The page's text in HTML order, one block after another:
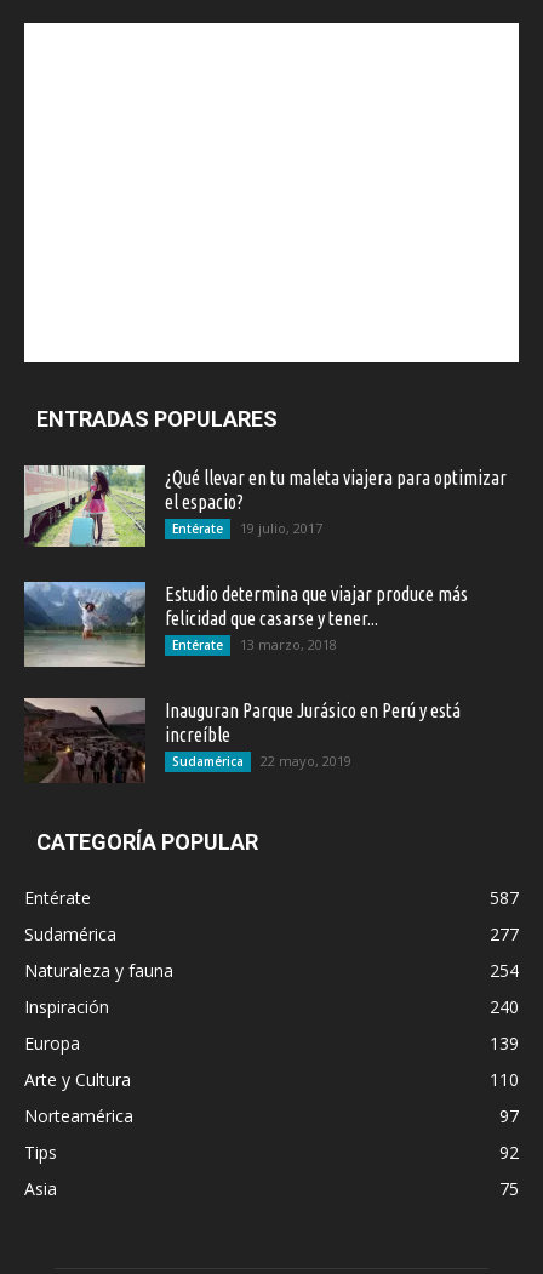
ENTRADAS POPULARES
¿Qué llevar en tu maleta viajera para optimizar
el espacio?
Entérate 19 julio, 2017
Estudio determina que viajar produce más
felicidad que casarse y tener...
Entérate 13 marzo, 2018
Inauguran Parque Jurásico en Perú y está
increíble
Sudamérica 22 mayo, 2019
CATEGORÍA POPULAR
Entérate
587
Sudamérica
277
Naturaleza y fauna
254
Inspiración
240
Europa
139
Arte y Cultura
110
Norteamérica
97
Tips
92
Asia
75